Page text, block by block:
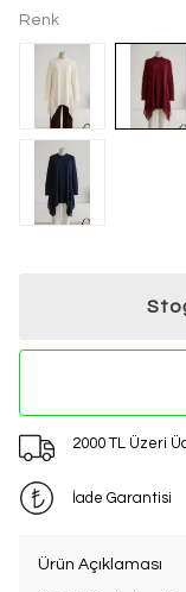
Renk
2000 TL Üzeri
İade Garantisi
Ürün Açıklaması